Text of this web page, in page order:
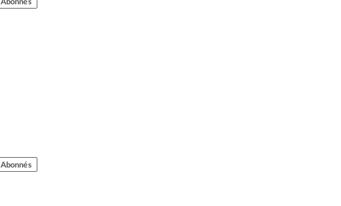
Abonnés